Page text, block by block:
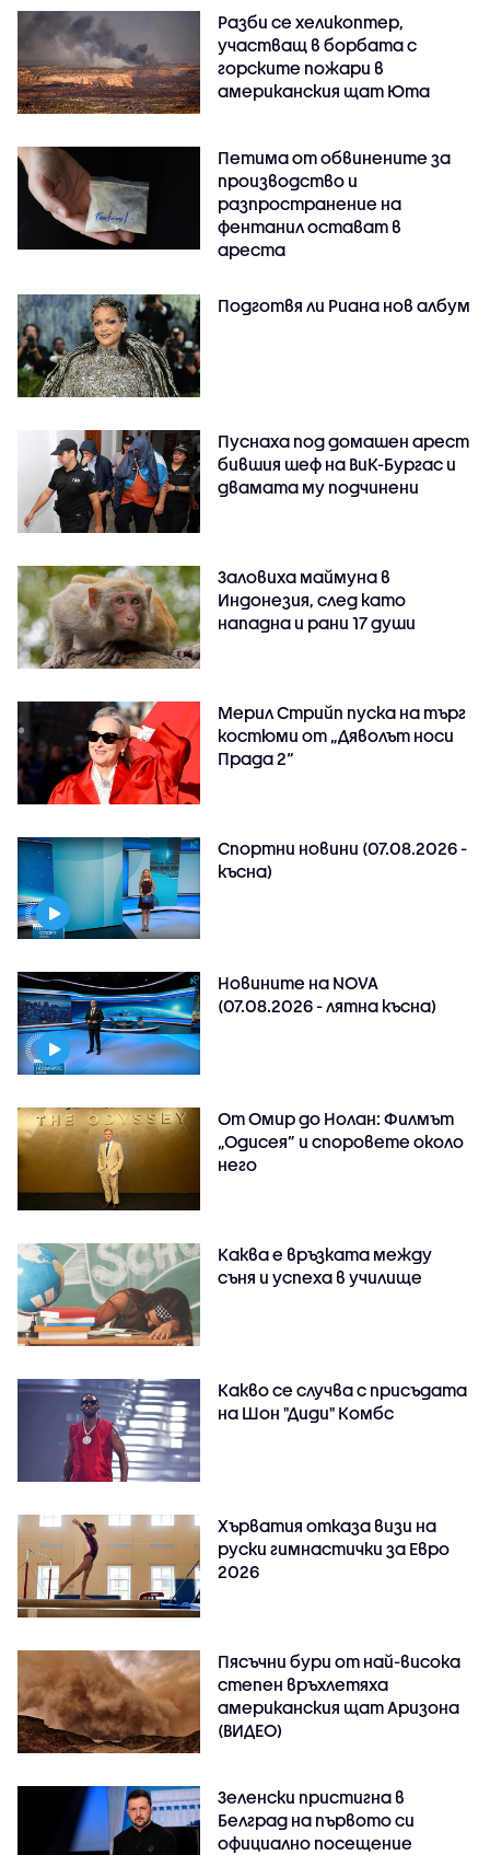
Разби се хеликоптер,
участващ в борбата с
горските пожари в
американския щат Юта
Петима от обвинените за
производство и
разпространение на
фентанил остават в
ареста
Подготвя ли Риана нов албум
Пуснаха под домашен арест
бившия шеф на ВиК-Бургас и
двамата му подчинени
Заловиха маймуна в
Индонезия, след като
нападна и рани 17 души
Мерил Стрийп пуска на търг
костюми от „Дяволът носи
Прада 2“
Спортни новини (07.08.2026 -
късна)
Новините на NOVA
(07.08.2026 - лятна късна)
От Омир до Нолан: Филмът
„Одисея” и споровете около
него
Каква е връзката между
съня и успеха в училище
Какво се случва с присъдата
на Шон "Диди" Комбс
Хърватия отказа визи на
руски гимнастички за Евро
2026
Пясъчни бури от най-висока
степен връхлетяха
американския щат Аризона
(ВИДЕО)
Зеленски пристигна в
Белград на първото си
официално посещение